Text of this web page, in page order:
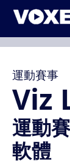
運動賽事
Viz
運動
軟體